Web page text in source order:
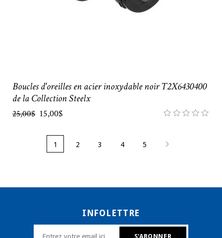
Boucles d'oreilles en acier inoxydable noir T2X6430400
de la Collection Steelx
25,00$ 15,00$
1 2 3 4 5
INFOLETTRE